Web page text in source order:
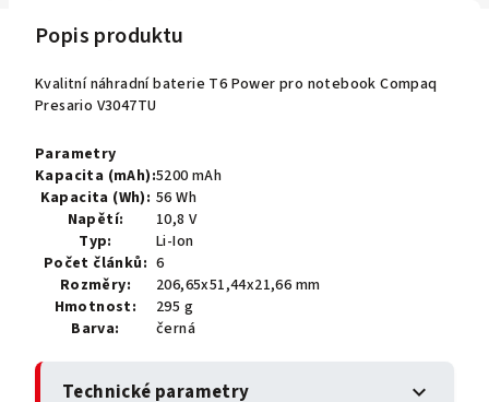
Popis produktu
Kvalitní náhradní baterie T6 Power pro notebook Compaq
Presario V3047TU
Parametry
Kapacita (mAh):5200 mAh
Kapacita (Wh): 56 Wh
Napětí:
10,8 V
Typ:
Li-Ion
Počet článků: 6
Rozměry:
206,65x51,44x21,66 mm
Hmotnost:
295 g
Barva:
černá
Technické parametry expand_more